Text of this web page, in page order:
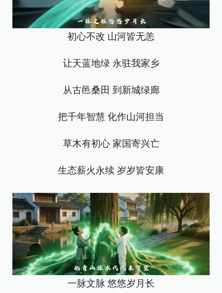
初心不改 山河皆无恙
让天蓝地绿 永驻我家乡
从古邑桑田 到新城绿廊
把千年智慧 化作山河担当
草木有初心 家国寄兴亡
生态薪火永续 岁岁皆安康
一脉文脉 悠悠岁月长